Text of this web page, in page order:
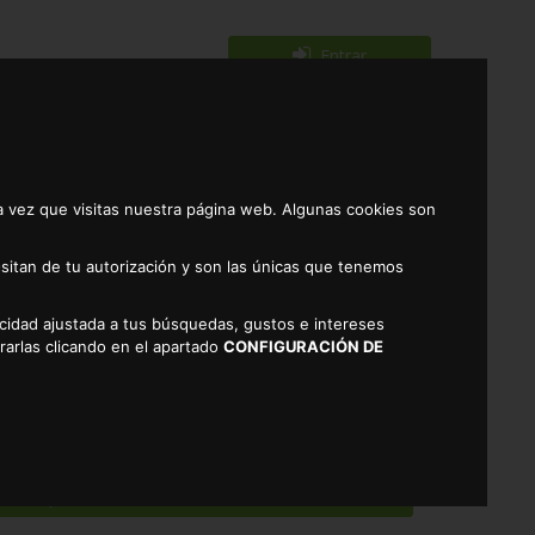
que visitas nuestra página web. Algunas cookies son
de tu autorización y son las únicas que tenemos
ajustada a tus búsquedas, gustos e intereses
clicando en el apartadoCONFIGURACIÓN DE
Entrar
0
ACTUALMENTE